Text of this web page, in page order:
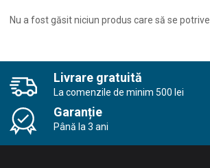
Nu a fost găsit niciun produs care să se
Livrare gratuită
La comenzile de minim 500 lei
Garanție
Până la 3 ani